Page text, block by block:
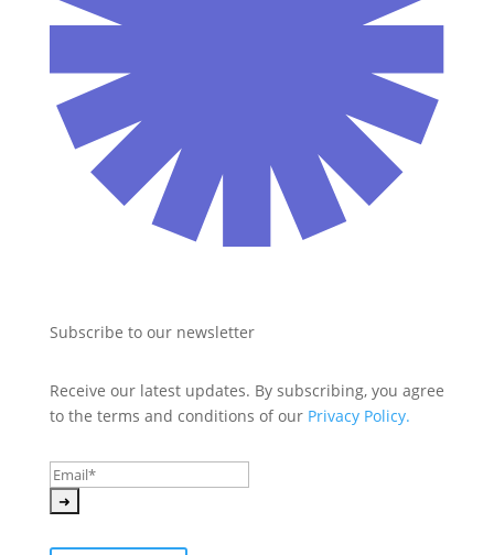
Subscribe to our newsletter
Receive our latest updates. By subscribing, you agree
to the terms and conditions of our Privacy Policy.